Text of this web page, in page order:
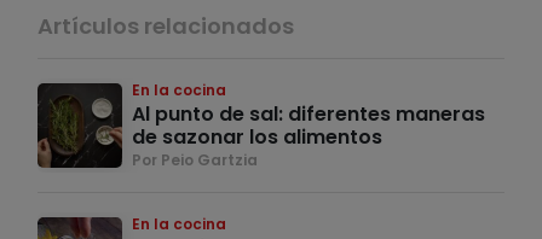
Artículos relacionados
En la cocina
Al punto de sal: diferentes maneras
de sazonar los alimentos
Por Peio Gartzia
En la cocina